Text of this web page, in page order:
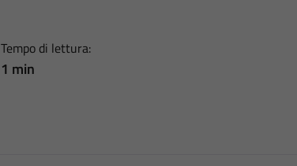
Tempo di lettura:
1 min